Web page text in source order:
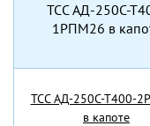
TCC АД-250С-
1РПМ26 в
TCC АД-250С-Т400-
в капоте